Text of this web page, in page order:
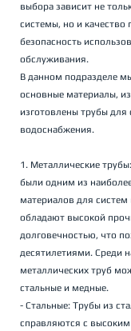
выбора зависит не
системы, но и качество
безопасность
обслуживания.
В данном подразделе
основные материалы,
изготовлены трубы для
водоснабжения.
1. Металлические
были одним из
материалов для
обладают высокой
долговечностью, что
десятилетиями. Среди
металлических труб
стальные и медные.
- Стальные: Трубы из
справляются с